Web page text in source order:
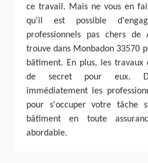
ce travail. Mais ne vous en
qu'il est possible
professionnels pas chers
trouve dans Monbadon 33570
bâtiment. En plus, les
de secret pour eux.
immédiatement les
pour s'occuper votre tâche
bâtiment en toute
abordable.